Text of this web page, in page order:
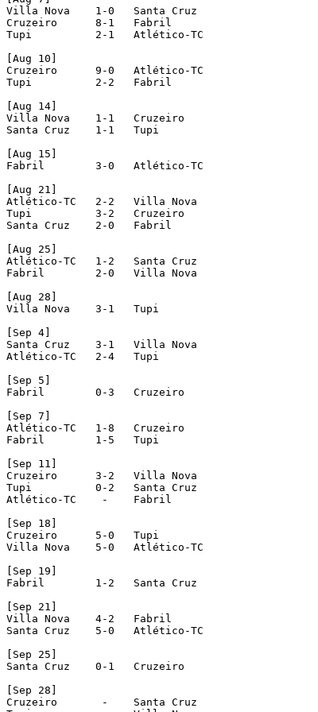
Villa Nova    1-0   Santa Cruz
Cruzeiro      8-1   Fabril
Tupi          2-1   Atlético-TC
[Aug 10]
Cruzeiro      9-0   Atlético-TC
Tupi          2-2   Fabril
[Aug 14]
Villa Nova    1-1   Cruzeiro
Santa Cruz    1-1   Tupi
[Aug 15]
Fabril        3-0   Atlético-TC
[Aug 21]
Atlético-TC   2-2   Villa Nova
Tupi          3-2   Cruzeiro
Santa Cruz    2-0   Fabril
[Aug 25]
Atlético-TC   1-2   Santa Cruz
Fabril        2-0   Villa Nova
[Aug 28]
Villa Nova    3-1   Tupi
[Sep 4]
Santa Cruz    3-1   Villa Nova
Atlético-TC   2-4   Tupi
[Sep 5]
Fabril        0-3   Cruzeiro
[Sep 7]
Atlético-TC   1-8   Cruzeiro
Fabril        1-5   Tupi
[Sep 11]
Cruzeiro      3-2   Villa Nova
Tupi          0-2   Santa Cruz
Atlético-TC    -    Fabril
[Sep 18]
Cruzeiro      5-0   Tupi
Villa Nova    5-0   Atlético-TC
[Sep 19]
Fabril        1-2   Santa Cruz
[Sep 21]
Villa Nova    4-2   Fabril
Santa Cruz    5-0   Atlético-TC
[Sep 25]
Santa Cruz    0-1   Cruzeiro
[Sep 28]
Cruzeiro       -    Santa Cruz